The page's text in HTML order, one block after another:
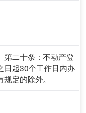
第二十条：不动产登
日起30个工作日内办
定的除外。